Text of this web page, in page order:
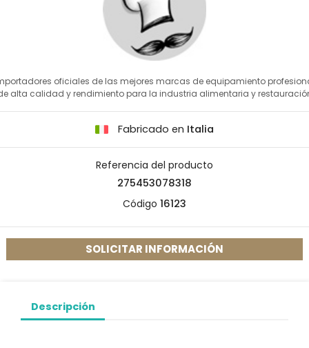
oficiales de las mejores marcas de equipamiento
alta calidad y rendimiento para la industria alimentaria y
Fabricado en Italia
Referencia del producto
275453078318
Código 16123
SOLICITAR INFORMACIÓN
Descripción